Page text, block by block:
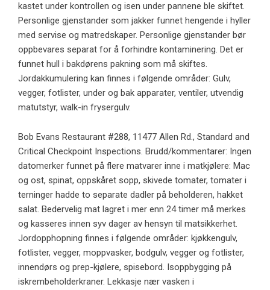
kastet under kontrollen og isen under pannene ble skiftet.
Personlige gjenstander som jakker funnet hengende i hyller
med servise og matredskaper. Personlige gjenstander bør
oppbevares separat for å forhindre kontaminering. Det er
funnet hull i bakdørens pakning som må skiftes.
Jordakkumulering kan finnes i følgende områder: Gulv,
vegger, fotlister, under og bak apparater, ventiler, utvendig
matutstyr, walk-in frysergulv.
Bob Evans Restaurant #288, 11477 Allen Rd., Standard and
Critical Checkpoint Inspections. Brudd/kommentarer: Ingen
datomerker funnet på flere matvarer inne i matkjølere: Mac
og ost, spinat, oppskåret sopp, skivede tomater, tomater i
terninger hadde to separate dadler på beholderen, hakket
salat. Bedervelig mat lagret i mer enn 24 timer må merkes
og kasseres innen syv dager av hensyn til matsikkerhet.
Jordopphopning finnes i følgende områder: kjøkkengulv,
fotlister, vegger, moppvasker, bodgulv, vegger og fotlister,
innendørs og prep-kjølere, spisebord. Isoppbygging på
iskrembeholderkraner. Lekkasje nær vasken i